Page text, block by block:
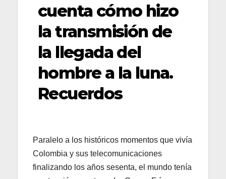
cuenta cómo hizo
la transmisión de
la llegada del
hombre a la luna.
Recuerdos
Paralelo a los históricos momentos que vivía
Colombia y sus telecomunicaciones
finalizando los años sesenta, el mundo tenía